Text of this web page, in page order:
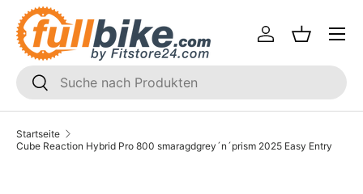
Direkt zum Inhalt
SUCHEN
Suchen
Einloggen
Menü
Startseite
Cube Reaction Hybrid Pro 800 smaragdgrey´n´prism 2025 Easy Entry